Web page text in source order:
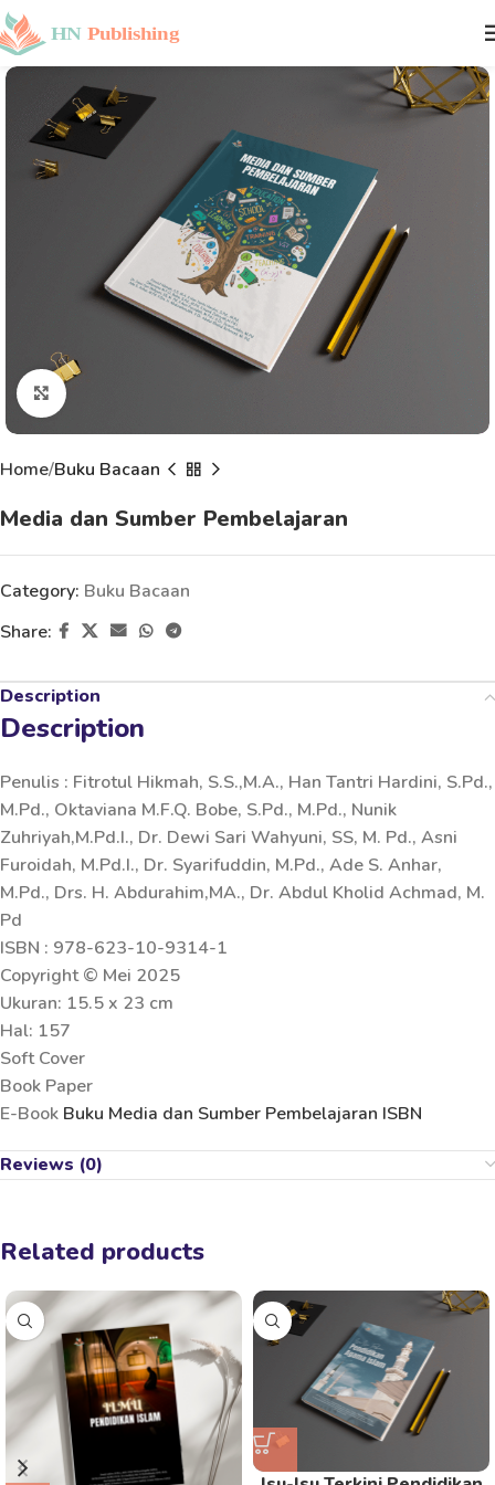
Click to enlarge
Home Buku Bacaan
Media dan Sumber Pembelajaran
Category: Buku Bacaan
Share:
Description
Description
Penulis : Fitrotul Hikmah, S.S.,M.A., Han Tantri Hardini, S.Pd.,
M.Pd., Oktaviana M.F.Q. Bobe, S.Pd., M.Pd., Nunik
Zuhriyah,M.Pd.I., Dr. Dewi Sari Wahyuni, SS, M. Pd., Asni
Furoidah, M.Pd.I., Dr. Syarifuddin, M.Pd., Ade S. Anhar,
M.Pd., Drs. H. Abdurahim,MA., Dr. Abdul Kholid Achmad, M.
Pd
ISBN : 978-623-10-9314-1
Copyright © Mei 2025
Ukuran: 15.5 x 23 cm
Hal: 157
Soft Cover
Book Paper
E-Book Buku Media dan Sumber Pembelajaran ISBN
Reviews (0)
Related products